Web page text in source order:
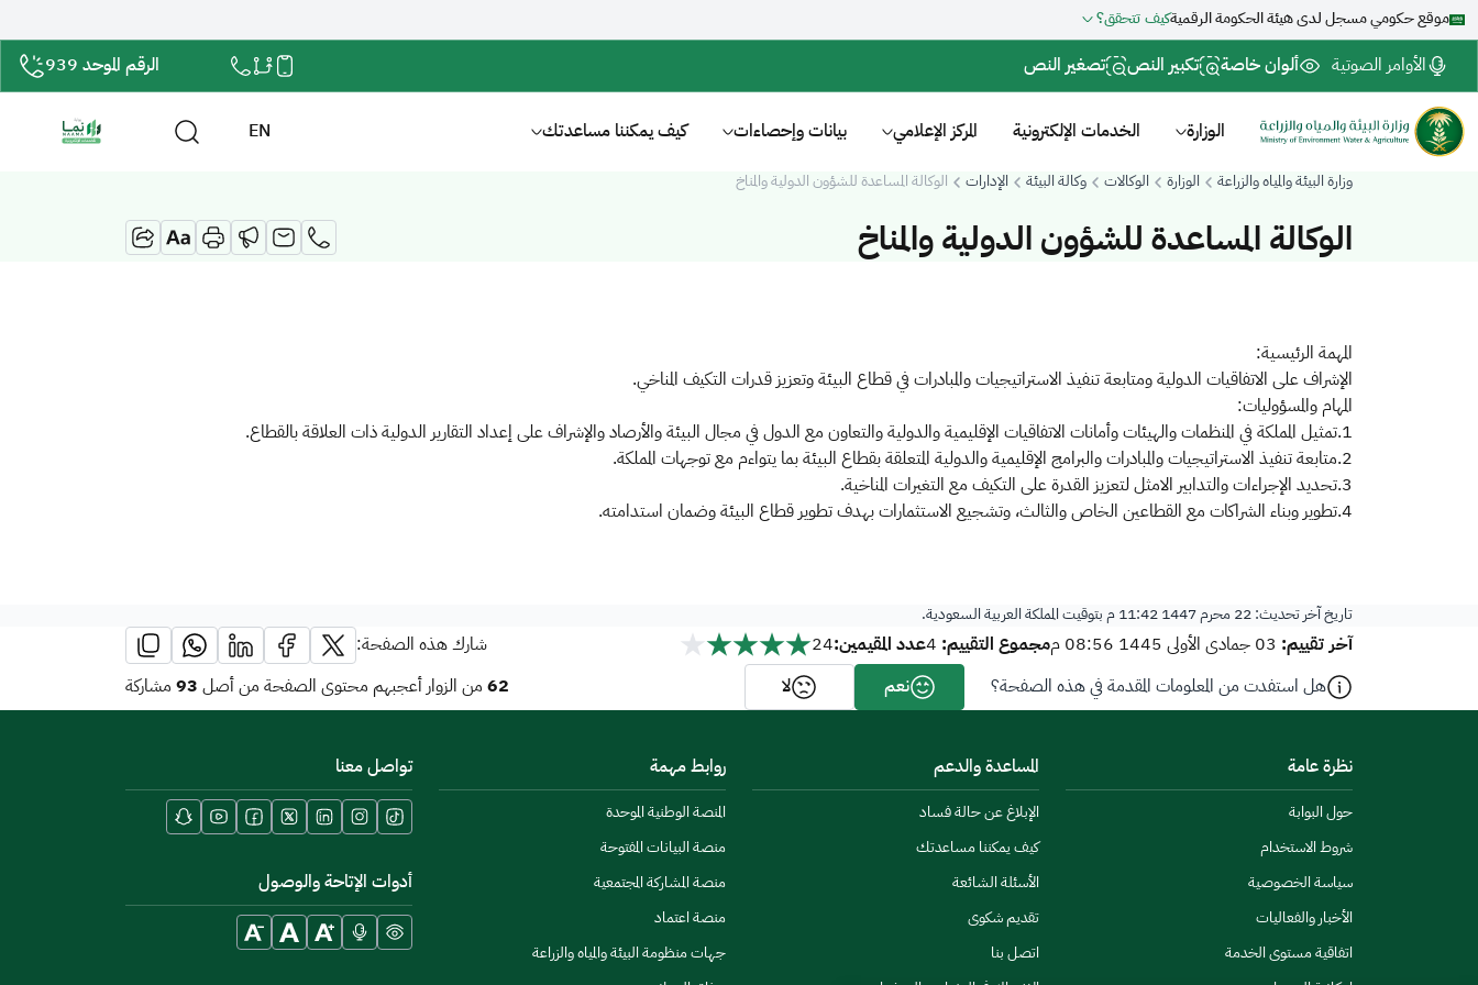
موقع حكومي مسجل لدى هيئة الحكومة الرقميةكيف تتحقق؟
الأوامر الصوتية ألوان خاصة تكبير النص تصغير النص الرقم الموحد 939
الوزارة الخدمات الإلكترونية المركز الإعلامي بيانات وإحصاءات كيف يمكننا مساعدتك EN
وزارة البيئة والمياه والزراعة الوزارة الوكالات وكالة البيئة الإدارات الوكالة المساعدة للشؤون الدولية والمناخ
الوكالة المساعدة للشؤون الدولية والمناخ
المهمة الرئيسية:
الإشراف على الاتفاقيات الدولية ومتابعة تنفيذ الاستراتيجيات والمبادرات في قطاع البيئة وتعزيز قدرات التكيف المناخي.
المهام والمسؤوليات:
1.تمثيل المملكة في المنظمات والهيئات وأمانات الاتفاقيات الإقليمية والدولية والتعاون مع الدول في مجال البيئة والأرصاد والإشراف على إعداد التقارير الدولية ذات العلاقة بالقطاع.
2.متابعة تنفيذ الاستراتيجيات والمبادرات والبرامج الإقليمية والدولية المتعلقة بقطاع البيئة بما يتواءم مع توجهات المملكة.
3.تحديد الإجراءات والتدابير الامثل لتعزيز القدرة على التكيف مع التغيرات المناخية.
4.تطوير وبناء الشراكات مع القطاعين الخاص والثالث، وتشجيع الاستثمارات بهدف تطوير قطاع البيئة وضمان استدامته.
تاريخ آخر تحديث:22 محرم 1447 11:42 م بتوقيت المملكة العربية السعودية.
آخر تقييم: 03 جمادى الأولى 1445 08:56 م مجموع التقييم: 4عدد المقيمين:24
شارك هذه الصفحة:
هل استفدت من المعلومات المقدمة في هذه الصفحة؟
نعم لا 62من الزوار أعجبهم محتوى الصفحة من أصل93مشاركة
نظرة عامة
حول البوابة
شروط الاستخدام
سياسة الخصوصية
الأخبار والفعاليات
اتفاقية مستوى الخدمة
المساعدة والدعم
الإبلاغ عن حالة فساد
كيف يمكننا مساعدتك
الأسئلة الشائعة
تقديم شكوى
اتصل بنا
روابط مهمة
المنصة الوطنية الموحدة
منصة البيانات المفتوحة
منصة المشاركة المجتمعية
منصة اعتماد
جهات منظومة البيئة والمياه والزراعة
تواصل معنا
أدوات الإتاحة والوصول